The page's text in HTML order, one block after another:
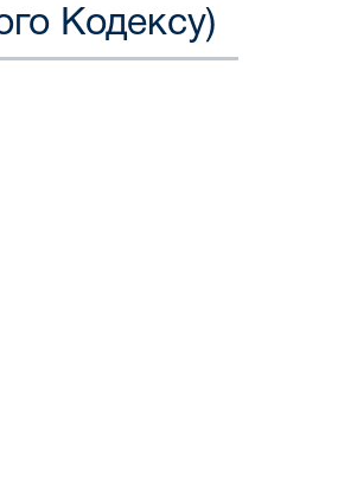
Кодексу)